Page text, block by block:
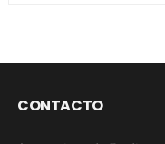
CONTACTO